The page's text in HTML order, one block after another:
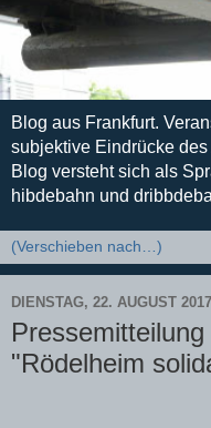
Blog aus Frankfurt.
subjektive Eindrücke
Blog versteht sich als
hibdebahn und
DIENSTAG, 22. AUGUST 2017
"Rödelheim